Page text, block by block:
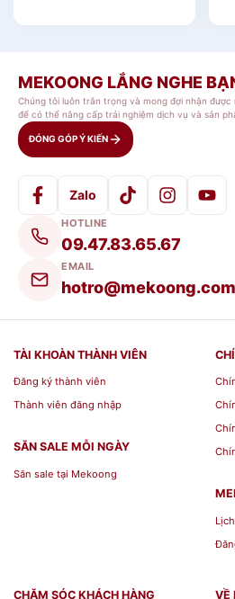
Không đun nóng
Địa chỉ đặt mua Bộ Hộp
Lock&Lock
Nếu bạn có nhu cầu đặtbộ 6
các sản phẩm
dụngtại cửa hàng chúng tôi,
thông tin sau để đặt hàng sỉ –
Địa chỉ: 439 Đ. Cách Mạng
Quận 10, Thành phố Hồ Chí
Website: mekoong.com
MEKOONG LẮNG NGHE
Chúng tôi luôn trân trọng và mong đợi nhận
để có thể nâng cấp trải nghiệm dịch vụ và sản
ĐÓNG GÓP Ý KIẾN
Zalo
HOTLINE
09.47.83.65.67
EMAIL
hotro@mekoong.com
TÀI KHOÀN THÀNH VIÊN
Đăng ký thành viên
Thành viên đăng nhập
SĂN SALE MỖI NGÀY
Săn sale tại Mekoong
CHĂM SÓC KHÁCH HÀNG VỀ